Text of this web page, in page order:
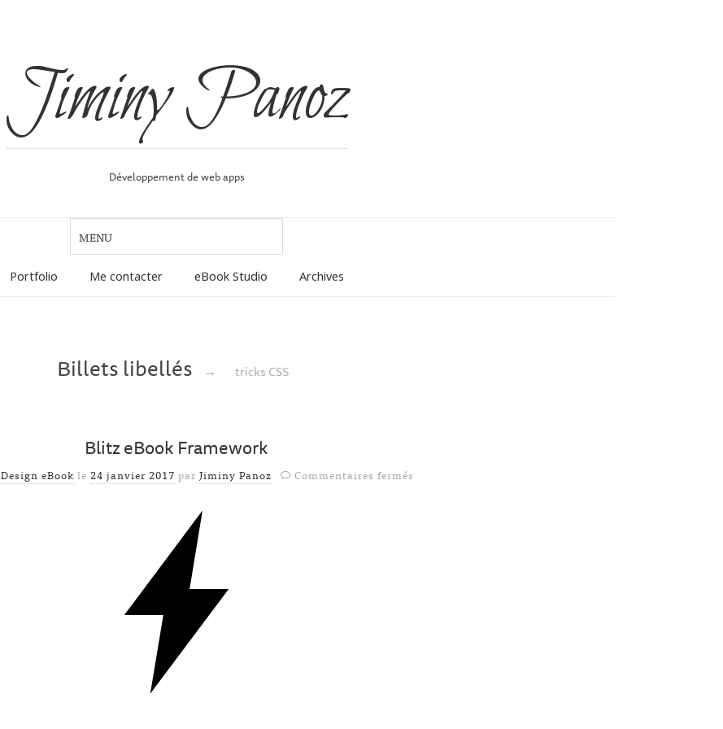
Jiminy Panoz
Développement de web apps
Portfolio Me contacter eBook Studio Archives
Billets libellés → tricks CSS
Blitz eBook Framework
Design eBook le 24 janvier 2017 par Jiminy Panoz Commentaires fermés